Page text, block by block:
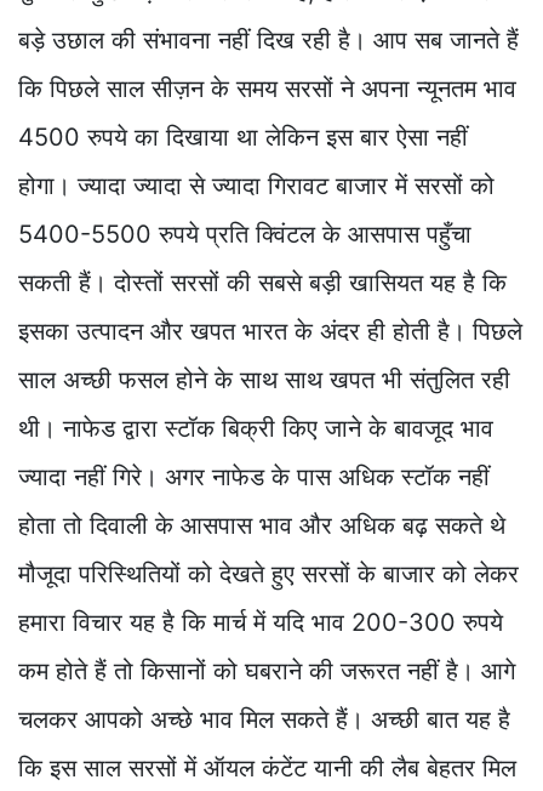
बड़े उछाल की संभावना नहीं दिख रही है। आप सब जानते हैं
कि पिछले साल सीज़न के समय सरसों ने अपना न्यूनतम भाव
4500 रुपये का दिखाया था लेकिन इस बार ऐसा नहीं
होगा। ज्यादा ज्यादा से ज्यादा गिरावट बाजार में सरसों को
5400-5500 रुपये प्रति क्विंटल के आसपास पहुँचा
सकती हैं। दोस्तों सरसों की सबसे बड़ी खासियत यह है कि
इसका उत्पादन और खपत भारत के अंदर ही होती है। पिछले
साल अच्छी फसल होने के साथ साथ खपत भी संतुलित रही
थी। नाफेड द्वारा स्टॉक बिक्री किए जाने के बावजूद भाव
ज्यादा नहीं गिरे। अगर नाफेड के पास अधिक स्टॉक नहीं
होता तो दिवाली के आसपास भाव और अधिक बढ़ सकते थे
मौजूदा परिस्थितियों को देखते हुए सरसों के बाजार को लेकर
हमारा विचार यह है कि मार्च में यदि भाव 200-300 रुपये
कम होते हैं तो किसानों को घबराने की जरूरत नहीं है। आगे
चलकर आपको अच्छे भाव मिल सकते हैं। अच्छी बात यह है
कि इस साल सरसों में ऑयल कंटेंट यानी की लैब बेहतर मिल